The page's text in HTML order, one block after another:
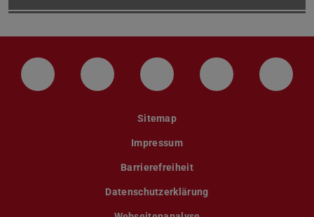
LinkedIn-Seite der TU Darmstadt
Instagram-Kanal der TU
Bluesky-Kanal der TU
Facebook-
Sitemap
Impressum
Barrierefreiheit
Datenschutzerklärung